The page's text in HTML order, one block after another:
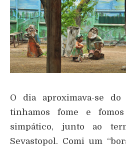
O dia aproximava-se
tinhamos fome e
simpático, junto ao
Sevastopol. Comi um